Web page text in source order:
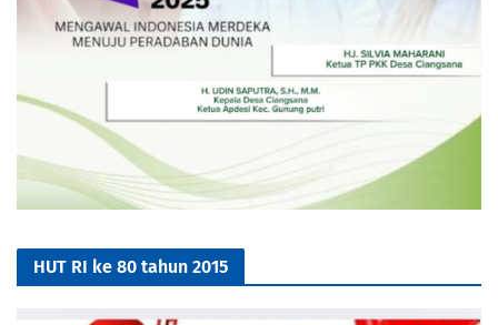
HUT RI ke 80 tahun 2015